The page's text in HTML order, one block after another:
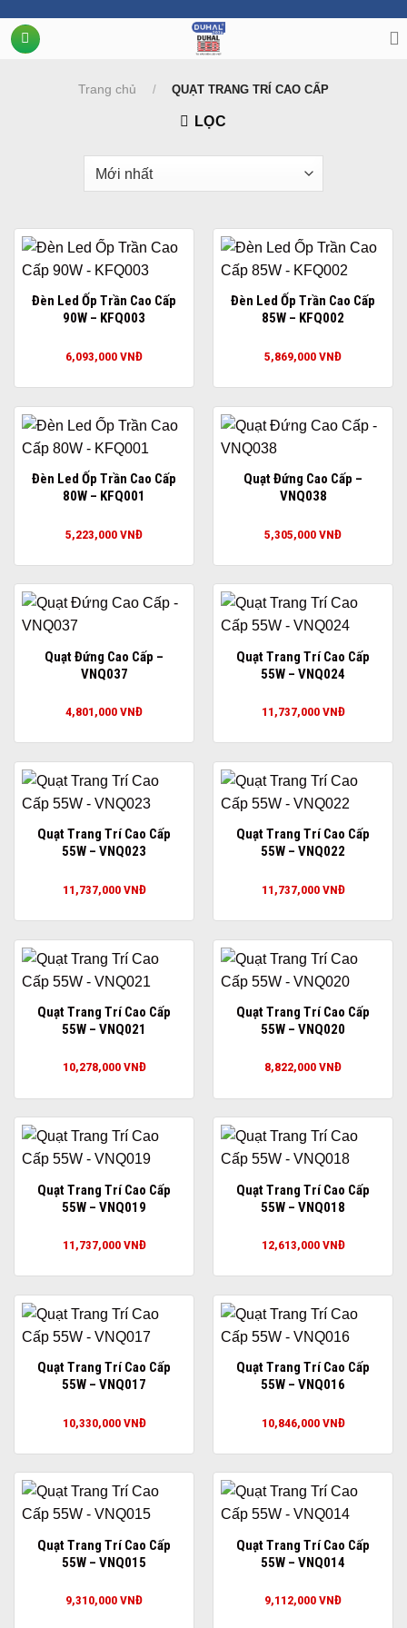
đến
nội
Trang chủ / QUẠT TRANG TRÍ CAO CẤP
LỌC
Đèn Led Ốp Trần Cao Cấp
90W – KFQ003
6,093,000VNĐ
Đèn Led Ốp Trần Cao Cấp
85W – KFQ002
5,869,000VNĐ
Đèn Led Ốp Trần Cao Cấp
80W – KFQ001
5,223,000VNĐ
Quạt Đứng Cao Cấp –
VNQ038
5,305,000VNĐ
Quạt Đứng Cao Cấp –
VNQ037
4,801,000VNĐ
Quạt Trang Trí Cao Cấp
55W – VNQ024
11,737,000VNĐ
Quạt Trang Trí Cao Cấp
55W – VNQ023
11,737,000VNĐ
Quạt Trang Trí Cao Cấp
55W – VNQ022
11,737,000VNĐ
Quạt Trang Trí Cao Cấp
55W – VNQ021
10,278,000VNĐ
Quạt Trang Trí Cao Cấp
55W – VNQ020
8,822,000VNĐ
Quạt Trang Trí Cao Cấp
55W – VNQ019
11,737,000VNĐ
Quạt Trang Trí Cao Cấp
55W – VNQ018
12,613,000VNĐ
Quạt Trang Trí Cao Cấp
55W – VNQ017
10,330,000VNĐ
Quạt Trang Trí Cao Cấp
55W – VNQ016
10,846,000VNĐ
Quạt Trang Trí Cao Cấp
55W – VNQ015
9,310,000VNĐ
Quạt Trang Trí Cao Cấp
55W – VNQ014
9,112,000VNĐ